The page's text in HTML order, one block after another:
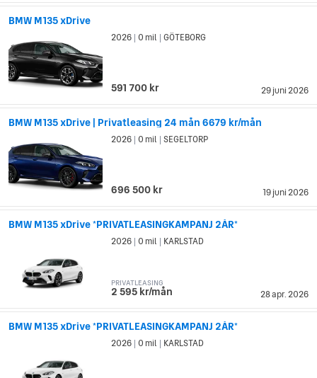
BMW M135 xDrive
29 juni 2026
2026 0 mil GÖTEBORG
591 700 kr
BMW M135 xDrive | Privatleasing 24 mån 6679 kr/mån
19 juni 2026
2026 0 mil SEGELTORP
696 500 kr
BMW M135 xDrive *PRIVATLEASINGKAMPANJ 2ÅR*
28 apr. 2026
2026 0 mil KARLSTAD
PRIVATLEASING
2 595 kr/mån
BMW M135 xDrive *PRIVATLEASINGKAMPANJ 2ÅR*
2026 0 mil KARLSTAD